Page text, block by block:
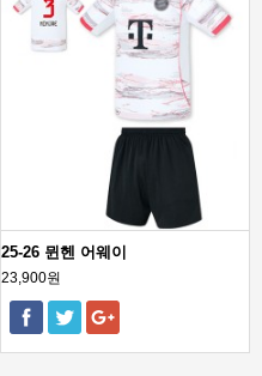
25-26 뮌헨 어웨이
23,900원